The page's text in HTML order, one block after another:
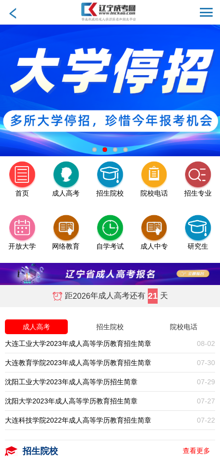
首页 成人高考 招生院校 院校电话 招生专业
开放大学 网络教育 自学考试 成人中专 研究生
距2026年成人高考还有 21 天
成人高考 招生院校 院校电话
08-02
大连工业大学2023年成人高等学历教育招生简章
07-30
大连教育学院2023年成人高等学历教育招生简章
07-29
沈阳工业大学2023年成人高等学历招生简章
07-27
沈阳大学2023年成人高等学历教育招生简章
07-22
大连科技学院2022年成人高等学历教育招生简章
招生院校 查看更多